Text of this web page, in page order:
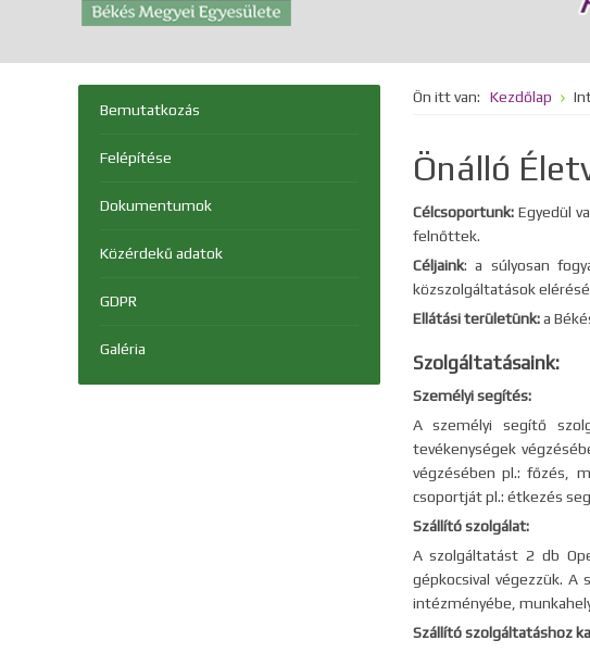
Ön itt van: Kezdőlap
Önálló
Célcsoportunk:Egyedül
felnőttek.
Céljaink: a súlyosan
közszolgáltatások
Ellátási területünk:a
Szolgáltatásaink:
Személyi segítés:
A személyi segítő
tevékenységek
végzésében pl.: főzés,
csoportját pl.: étkezés
Szállító szolgálat:
A szolgáltatást 2 db
gépkocsival végezzük.
intézményébe,
Szállító szolgáltatáshoz
Bemutatkozás
Felépítése
Dokumentumok
Közérdekű adatok
GDPR
Galéria